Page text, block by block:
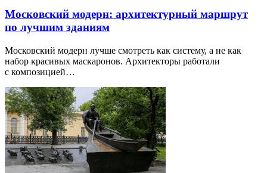
Московский модерн: архитектурный маршрут
по лучшим зданиям
Московский модерн лучше смотреть как систему, а не как
набор красивых маскаронов. Архитекторы работали
с композицией…